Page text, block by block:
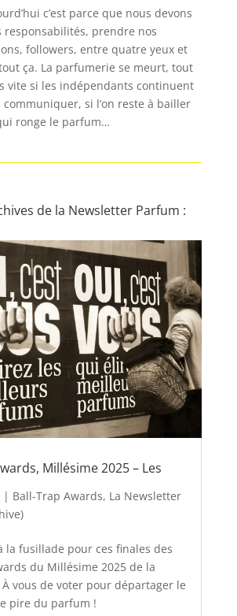
c’est parce que nous devons
responsabilités, prendre nos
followers, entre quatre yeux et
ça. La parfumerie se meurt, tout
vite si les indépendants continuent
si l’on reste à bailler
ronge le parfum…
de la Newsletter Parfum :
Millésime 2025 – Les
| Ball-Trap Awards, La Newsletter
la fusillade pour ces finales des
du Millésime 2025 de la
vous de voter pour départager le
pire du parfum !